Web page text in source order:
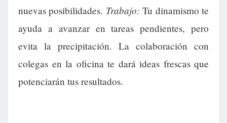
nuevas posibilidades. Trabajo: Tu dinamismo te
ayuda a avanzar en tareas pendientes, pero
evita la precipitación. La colaboración con
colegas en la oficina te dará ideas frescas que
potenciarán tus resultados.